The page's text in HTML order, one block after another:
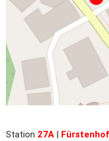
Station 27A |